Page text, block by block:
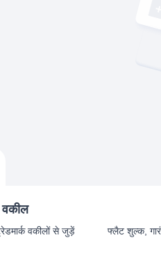
वकील
वकीलों से जुड़ें
फ्लैट शुल्क,